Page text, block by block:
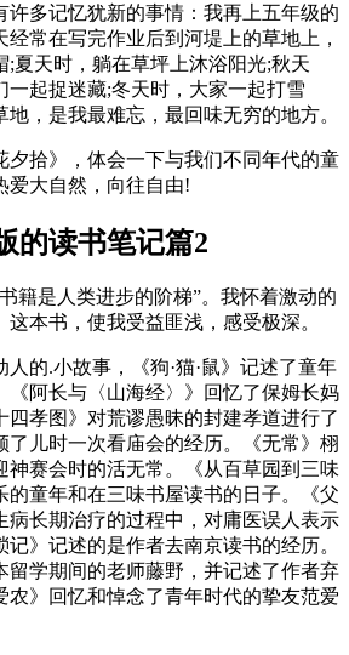
许多记忆犹新的事情：我再上五年级的
常在写完作业后到河堤上的草地上，
;夏天时，躺在草坪上沐浴阳光;秋天
一起捉迷藏;冬天时，大家一起打雪
，是我最难忘，最回味无穷的地方。
夕拾》，体会一下与我们不同年代的童
爱大自然，向往自由!
的读书笔记篇2
籍是人类进步的阶梯”。我怀着激动的
本书，使我受益匪浅，感受极深。
的.小故事，《狗·猫·鼠》记述了童年
《阿长与〈山海经〉》回忆了保姆长妈
四孝图》对荒谬愚昧的封建孝道进行了
了儿时一次看庙会的经历。《无常》栩
神赛会时的活无常。《从百草园到三味
的童年和在三味书屋读书的日子。《父
病长期治疗的过程中，对庸医误人表示
》记述的是作者去南京读书的经历。
留学期间的老师藤野，并记述了作者弃
农》回忆和悼念了青年时代的挚友范爱